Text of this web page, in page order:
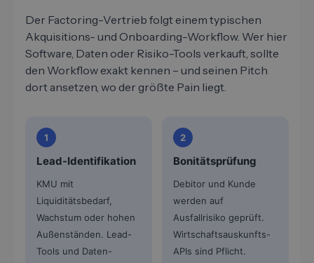
Der Factoring-Vertrieb folgt einem typischen
Akquisitions- und Onboarding-Workflow. Wer hier
Software, Daten oder Risiko-Tools verkauft, sollte
den Workflow exakt kennen – und seinen Pitch
dort ansetzen, wo der größte Pain liegt.
1
Lead-Identifikation
KMU mit
Liquiditätsbedarf,
Wachstum oder hohen
Außenständen. Lead-
Tools und Daten-
2
Bonitätsprüfung
Debitor und Kunde
werden auf
Ausfallrisiko geprüft.
Wirtschaftsauskunfts-
APIs sind Pflicht.